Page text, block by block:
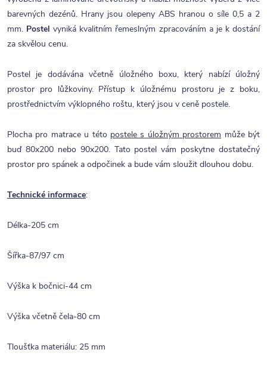
barevných dezénů. Hrany jsou olepeny ABS hranou o síle 0,5 a 2
mm. Postel vyniká kvalitním řemeslným zpracováním a je k dostání
za skvělou cenu.
Postel je dodávána včetně úložného boxu, který nabízí úložný
prostor pro lůžkoviny. Přístup k úložnému prostoru je z boku,
prostřednictvím výklopného roštu, který jsou v ceně postele.
Plocha pro matrace u této postele s úložným prostorem může být
buď 80x200 nebo 90x200. Tato postel vám poskytne dostatečný
prostor pro spánek a odpočinek a bude vám sloužit dlouhou dobu.
Technické informace:
Délka-205 cm
Šířka-87/97 cm
Výška k bočnici-44 cm
Výška včetně čela-80 cm
Tloušťka materiálu: 25 mm